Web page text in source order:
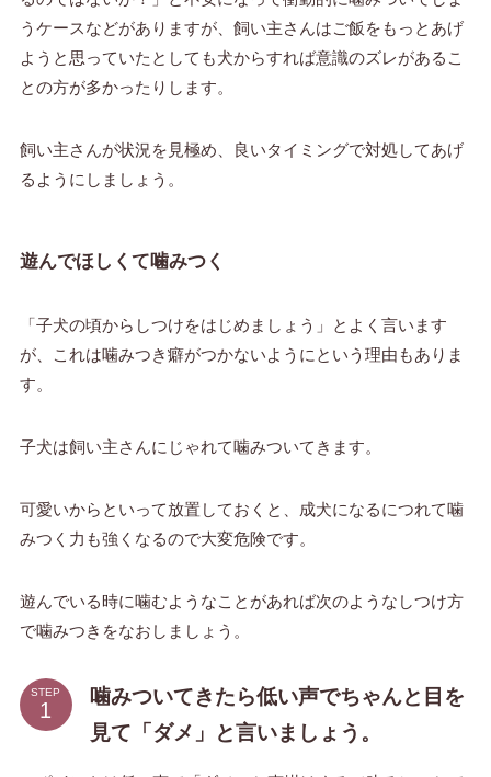
うケースなどがありますが、飼い主さんはご飯をもっとあげ
ようと思っていたとしても犬からすれば意識のズレがあるこ
との方が多かったりします。
飼い主さんが状況を見極め、良いタイミングで対処してあげ
るようにしましょう。
遊んでほしくて噛みつく
「子犬の頃からしつけをはじめましょう」とよく言います
が、これは噛みつき癖がつかないようにという理由もありま
す。
子犬は飼い主さんにじゃれて噛みついてきます。
可愛いからといって放置しておくと、成犬になるにつれて噛
みつく力も強くなるので大変危険です。
遊んでいる時に噛むようなことがあれば次のようなしつけ方
で噛みつきをなおしましょう。
STEP
噛みついてきたら低い声でちゃんと目を
見て「ダメ」と言いましょう。